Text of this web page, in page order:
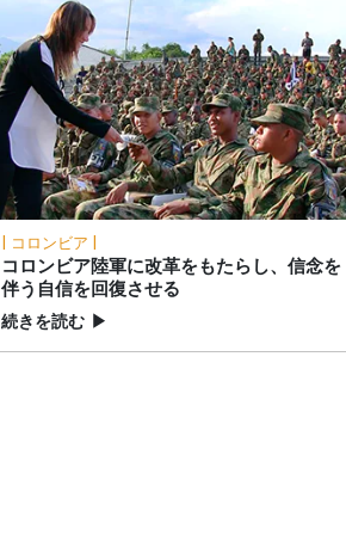
| コロンビア |
コロンビア陸軍に改革をもたらし、信念を
伴う自信を回復させる
続きを読む ▶